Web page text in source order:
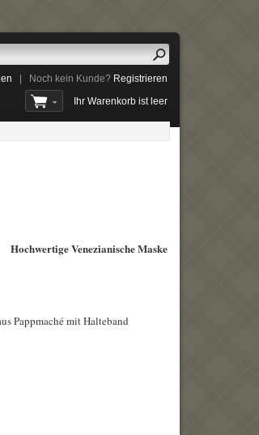
Noch kein Kunde? Registrieren
Ihr Warenkorb ist leer
Hochwertige Venezianische Maske
Pappmaché mit Halteband